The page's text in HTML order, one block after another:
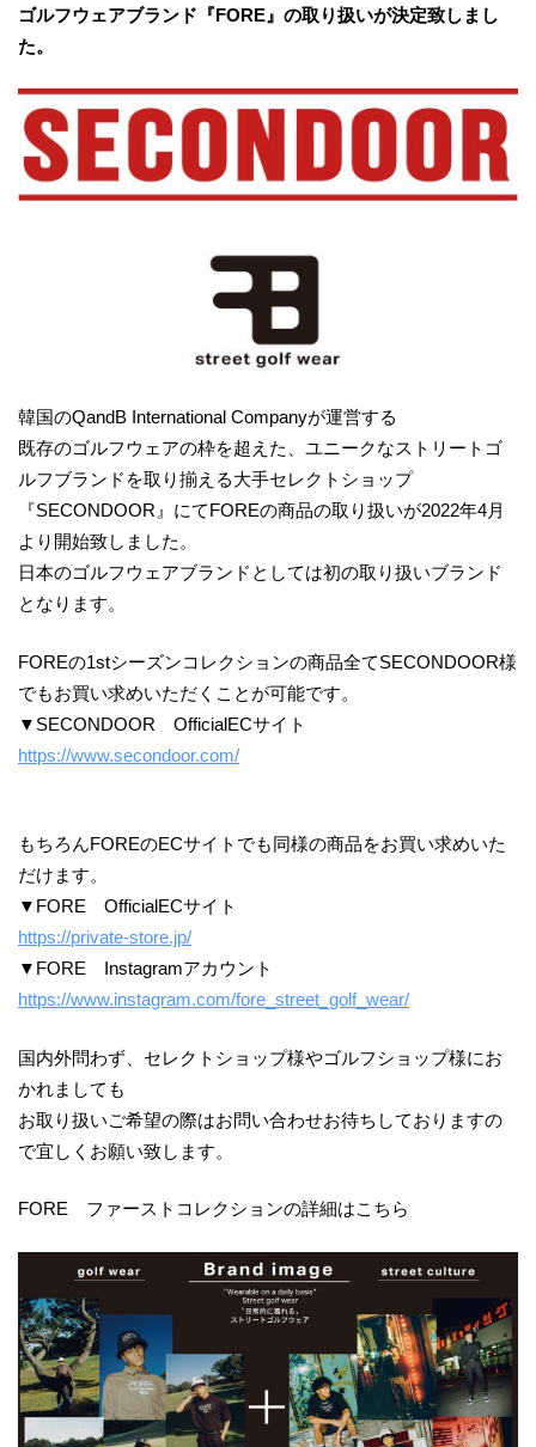
ゴルフウェアブランド『FORE』の取り扱いが決定致しまし
た。
韓国のQandB International Companyが運営する
既存のゴルフウェアの枠を超えた、ユニークなストリートゴ
ルフブランドを取り揃える大手セレクトショップ
『SECONDOOR』にてFOREの商品の取り扱いが2022年4月
より開始致しました。
日本のゴルフウェアブランドとしては初の取り扱いブランド
となります。
FOREの1stシーズンコレクションの商品全てSECONDOOR様
でもお買い求めいただくことが可能です。
▼SECONDOOR OfficialECサイト
https://www.secondoor.com/
もちろんFOREのECサイトでも同様の商品をお買い求めいた
だけます。
▼FORE OfficialECサイト
https://private-store.jp/
▼FORE Instagramアカウント
https://www.instagram.com/fore_street_golf_wear/
国内外問わず、セレクトショップ様やゴルフショップ様にお
かれましても
お取り扱いご希望の際はお問い合わせお待ちしておりますの
で宜しくお願い致します。
FORE ファーストコレクションの詳細はこちら